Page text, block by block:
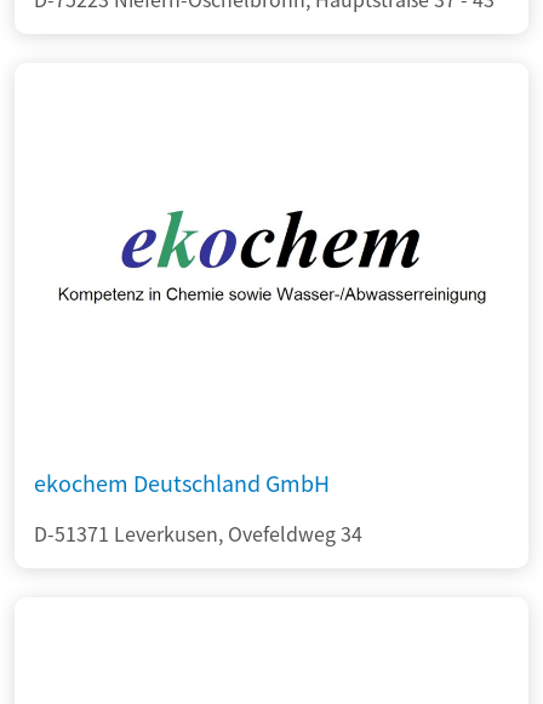
ekochem Deutschland GmbH
D-51371 Leverkusen, Ovefeldweg 34